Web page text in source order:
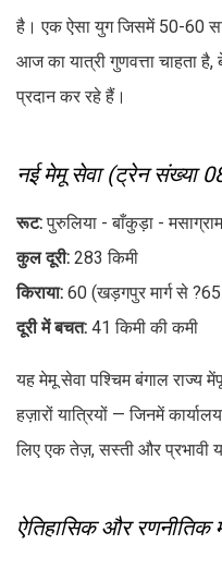
है। एक ऐसा युग जिसमें 50-60
आज का यात्री गुणवत्ता चाहता
प्रदान कर रहे हैं।
नई मेमू सेवा (ट्रेन संख्या
रूट:पुरुलिया - बाँकुड़ा -
कुल दूरी: 283 किमी
किराया: 60 (खड़गपुर मार्ग से
दूरी में बचत: 41 किमी की कमी
यह मेमू सेवा पश्चिम बंगाल राज्य
हज़ारों यात्रियों — जिनमें
लिए एक तेज़, सस्ती और प्रभावी
ऐतिहासिक और रणनीतिक